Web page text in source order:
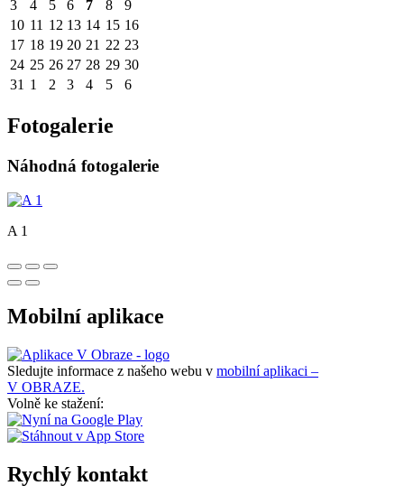
3
4 5 6 7 8
9
10 11 12 13 14 15 16
17 18 19 20 21 22 23
24 25 26 27 28 29 30
31 1 2 3 4 5 6
Fotogalerie
Náhodná fotogalerie
A 1
Mobilní aplikace
Sledujte informace z našeho webu v mobilní aplikaci –
V OBRAZE.
Volně ke stažení:
Rychlý kontakt